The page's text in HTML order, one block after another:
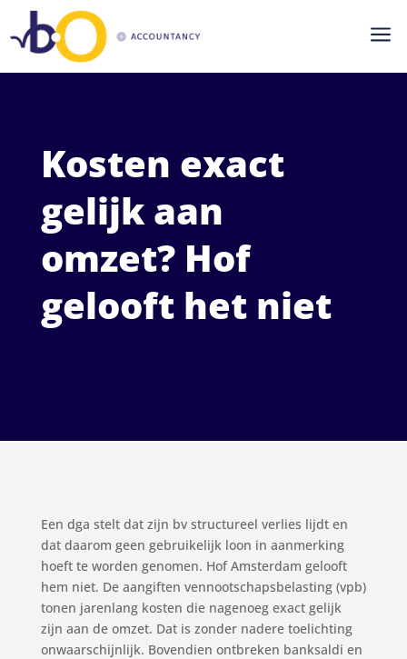
a
Kosten exact
gelijk aan
omzet? Hof
gelooft het niet
Een dga stelt dat zijn bv structureel verlies lijdt en
dat daarom geen gebruikelijk loon in aanmerking
hoeft te worden genomen. Hof Amsterdam gelooft
hem niet. De aangiften vennootschapsbelasting (vpb)
tonen jarenlang kosten die nagenoeg exact gelijk
zijn aan de omzet. Dat is zonder nadere toelichting
onwaarschijnlijk. Bovendien ontbreken banksaldi en